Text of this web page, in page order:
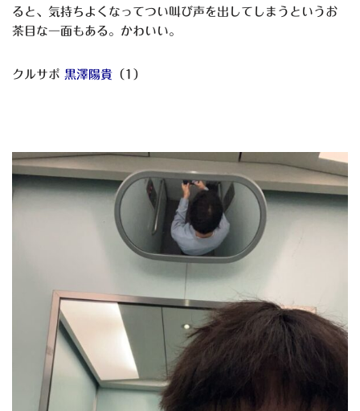
ると、気持ちよくなってつい叫び声を出してしまうというお
茶目な一面もある。かわいい。
クルサポ 黒澤陽貴 （1）